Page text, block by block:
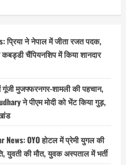
प्रिया ने नेपाल में जीता रजत पदक,
कबड्डी चैंपियनशिप में किया शानदार
मुजफ्फरनगर-शामली की पहचान,
ने पीएम मोदी को भेंट किया गुड़,
News: OYO होटल में प्रेमी युगल की
युवती की मौत, युवक अस्पताल में भर्ती